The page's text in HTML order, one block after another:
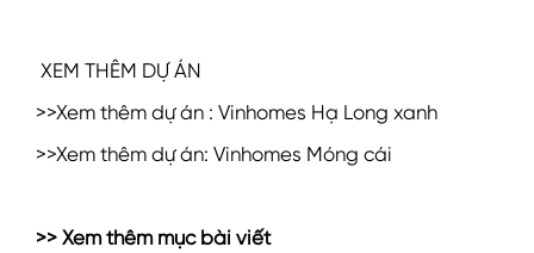
XEM THÊM DỰ ÁN
>>Xem thêm dự án : Vinhomes Hạ Long xanh
>>Xem thêm dự án: Vinhomes Móng cái
>> Xem thêm mục bài viết